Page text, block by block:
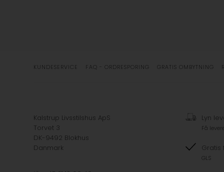
KUNDESERVICE FAQ - ORDRESPORING GRATIS OMBYTNING
Kalstrup Livsstilshus ApS
Torvet 3
DK-9492 Blokhus
Danmark
Lyn
Få
Gratis
GLS